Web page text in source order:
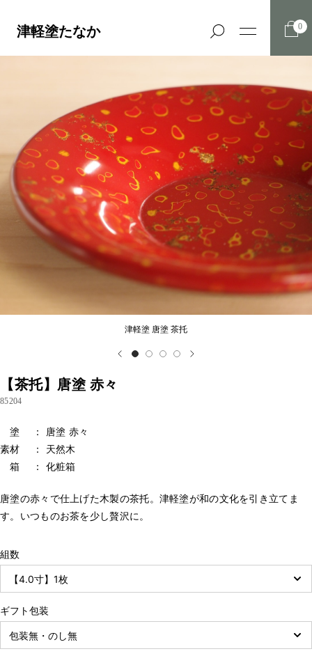
津軽塗たなか 0
津軽塗 唐塗 茶托
【茶托】唐塗 赤々
85204
塗 ： 唐塗 赤々
素材 ： 天然木
箱 ： 化粧箱
唐塗の赤々で仕上げた木製の茶托。津軽塗が和の文化を引き立てま
す。いつものお茶を少し贅沢に。
組数
ギフト包装